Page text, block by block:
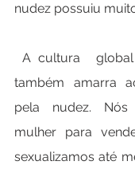
nudez possuiu
também amarra
pela nudez. Nós
mulher para
sexualizamos até